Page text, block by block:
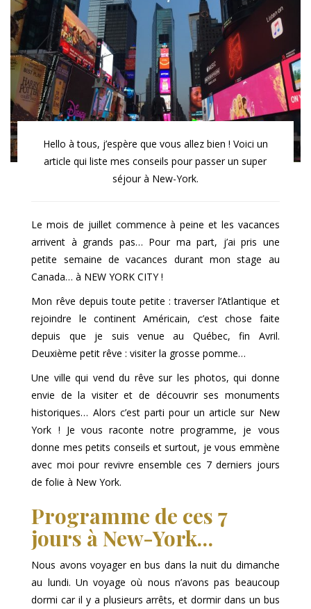
Hello à tous, j’espère que vous allez bien ! Voici un
article qui liste mes conseils pour passer un super
séjour à New-York.
Le mois de juillet commence à peine et les vacances
arrivent à grands pas… Pour ma part, j’ai pris une
petite semaine de vacances durant mon stage au
Canada… à NEW YORK CITY !
Mon rêve depuis toute petite : traverser l’Atlantique et
rejoindre le continent Américain, c’est chose faite
depuis que je suis venue au Québec, fin Avril.
Deuxième petit rêve : visiter la grosse pomme…
Une ville qui vend du rêve sur les photos, qui donne
envie de la visiter et de découvrir ses monuments
historiques… Alors c’est parti pour un article sur New
York ! Je vous raconte notre programme, je vous
donne mes petits conseils et surtout, je vous emmène
avec moi pour revivre ensemble ces 7 derniers jours
de folie à New York.
Programme de ces 7
jours à New-York…
Nous avons voyager en bus dans la nuit du dimanche
au lundi. Un voyage où nous n’avons pas beaucoup
dormi car il y a plusieurs arrêts, et dormir dans un bus